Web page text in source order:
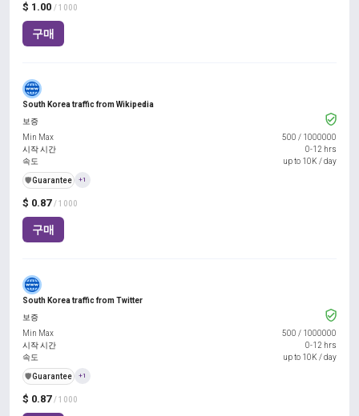
$ 1.00 / 1000
구매
South Korea traffic from Wikipedia
$ 0.87 / 1000
구매
보증
Min Max
500 / 1000000
시작 시간
0-12 hrs
속도
up to 10K / day
️🛡️Guarantee +1
South Korea traffic from Twitter
$ 0.87 / 1000
보증
Min Max
500 / 1000000
시작 시간
0-12 hrs
속도
up to 10K / day
️🛡️Guarantee +1